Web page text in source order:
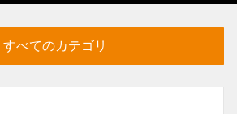
すべてのカテゴリ